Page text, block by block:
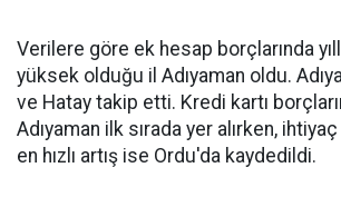
Verilere göre ek hesap borçlarında
yüksek olduğu il Adıyaman oldu.
ve Hatay takip etti. Kredi kartı
Adıyaman ilk sırada yer alırken,
en hızlı artış ise Ordu'da kaydedildi.